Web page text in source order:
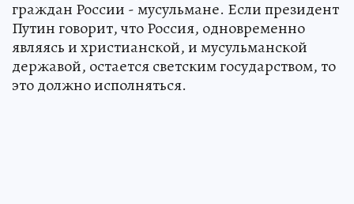
граждан России - мусульмане. Если президент
Путин говорит, что Россия, одновременно
являясь и христианской, и мусульманской
державой, остается светским государством, то
это должно исполняться.